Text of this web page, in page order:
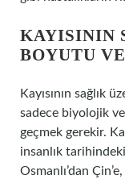
KAYISININ
BOYUTU
Kayısının sağlık
sadece biyolojik ve
geçmek gerekir.
insanlık tarihindeki
Osmanlı’dan